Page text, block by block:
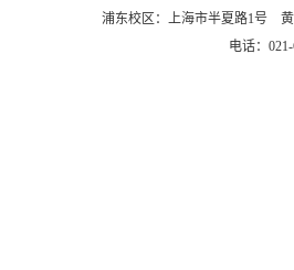
浦东校区：上海市半夏路1号
电话：